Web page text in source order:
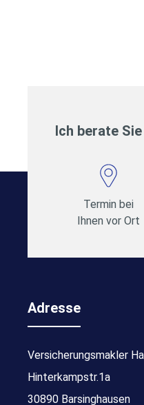
Ich berate
Termin bei
Ihnen vor Ort
Adresse
Versicherungsmakler
Hinterkampstr.1a
30890 Barsinghausen